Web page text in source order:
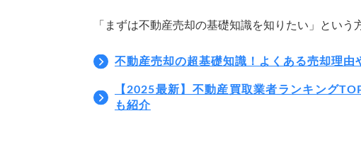
「まずは不動産売却の基礎知識を知りたい」という
不動産売却の超基礎知識！よくある売却理由
【2025最新】不動産買取業者ランキング
も紹介